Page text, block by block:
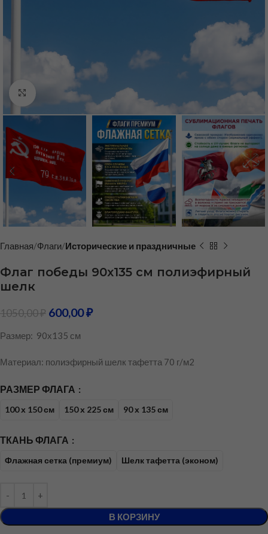
Нажмите, чтобы увеличить
Главная Флаги Исторические и праздничные
Флаг победы 90х135 см полиэфирный
шелк
1050,00₽ 600,00₽
Размер: 90х135 см
Материал: полиэфирный шелк тафетта 70 г/м2
РАЗМЕР ФЛАГА
100 х 150 см 150 х 225 см 90 х 135 см
ТКАНЬ ФЛАГА
Флажная сетка (премиум) Шелк тафетта (эконом)
В КОРЗИНУ